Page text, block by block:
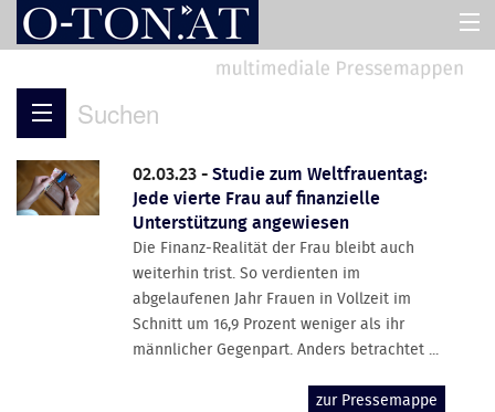
ASSISTENT
Suchen
02.03.23 -Studie zum Weltfrauentag:
Jede vierte Frau auf finanzielle
Unterstützung angewiesen
Die Finanz-Realität der Frau bleibt auch
weiterhin trist. So verdienten im
abgelaufenen Jahr Frauen in Vollzeit im
Schnitt um 16,9 Prozent weniger als ihr
männlicher Gegenpart. Anders betrachtet ...
zur Pressemappe